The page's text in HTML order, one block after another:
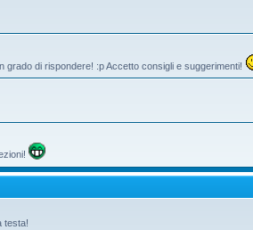
di rispondere! :p Accetto consigli e suggerimenti!
testa!